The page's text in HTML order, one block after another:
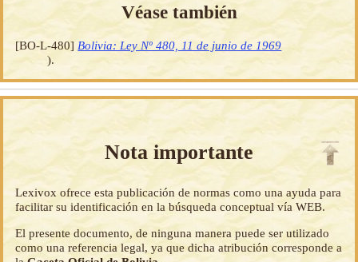
Véase también
[BO-L-480] Bolivia: Ley Nº 480, 11 de junio de 1969
).
Nota importante
Lexivox ofrece esta publicación de normas como una ayuda para
facilitar su identificación en la búsqueda conceptual vía WEB.
El presente documento, de ninguna manera puede ser utilizado
como una referencia legal, ya que dicha atribución corresponde a